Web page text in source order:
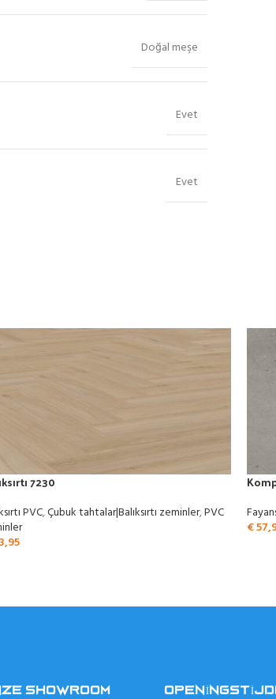
Doğal meşe
Evet
Evet
7230
PVC,Çubuk tahtalar|Balıksırtı zeminler,PVC
€
SHOWROOM